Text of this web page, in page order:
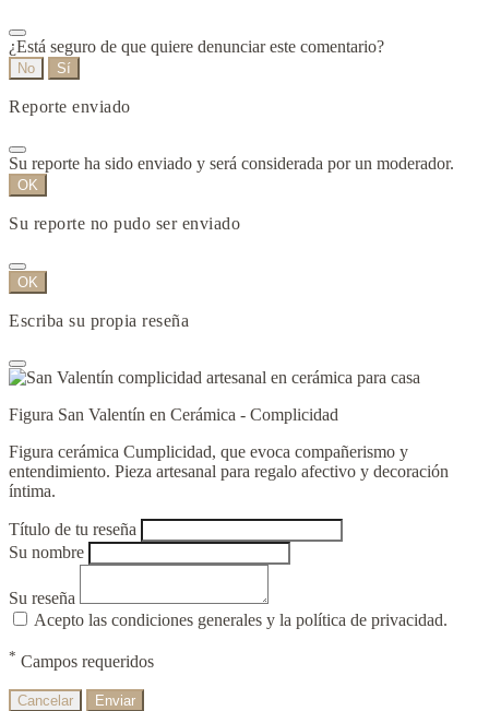
¿Está seguro de que quiere denunciar este comentario?
No Sí
Reporte enviado
Su reporte ha sido enviado y será considerada por un moderador.
OK
Su reporte no pudo ser enviado
OK
Escriba su propia reseña
Figura San Valentín en Cerámica - Complicidad
Figura cerámica Cumplicidad, que evoca compañerismo y
entendimiento. Pieza artesanal para regalo afectivo y decoración
íntima.
Título de tu reseña
Su nombre
Su reseña
Acepto las condiciones generales y la política de privacidad.
* Campos requeridos
Cancelar Enviar